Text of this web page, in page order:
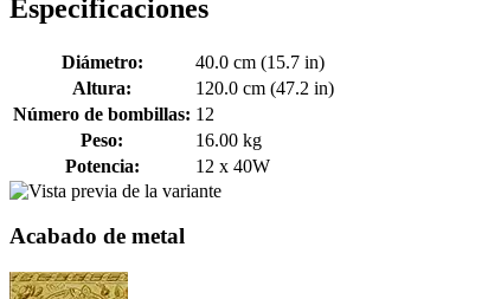
Especificaciones
Diámetro:
40.0 cm (15.7 in)
Altura:
120.0 cm (47.2 in)
Número de bombillas: 12
Peso:
16.00 kg
Potencia:
12 x 40W
Acabado de metal